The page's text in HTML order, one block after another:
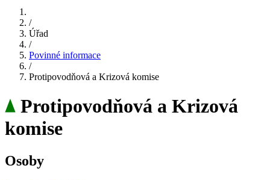
/
Úřad
/
Povinné informace
/
Protipovodňová a Krizová komise
Protipovodňová a Krizová
komise
Osoby